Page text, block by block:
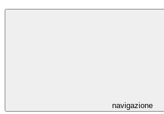
navigazione